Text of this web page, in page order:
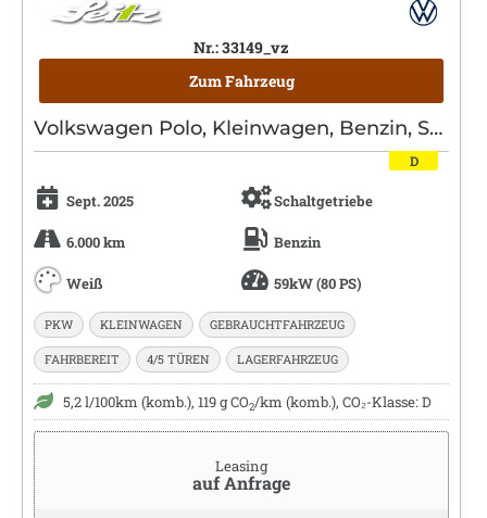
Nr.: 33149_vz
Zum Fahrzeug
Volkswagen Polo, Kleinwagen, Benzin, Schaltgetriebe, Weiß
Sept. 2025 Schaltgetriebe
6.000 km Benzin
Weiß 59kW (80 PS)
D
PKW KLEINWAGEN GEBRAUCHTFAHRZEUG
FAHRBEREIT 4/5 TÜREN LAGERFAHRZEUG
5,2 l/100km (komb.), 119 g CO2/km (komb.), CO₂-Klasse: D
Leasing
auf Anfrage